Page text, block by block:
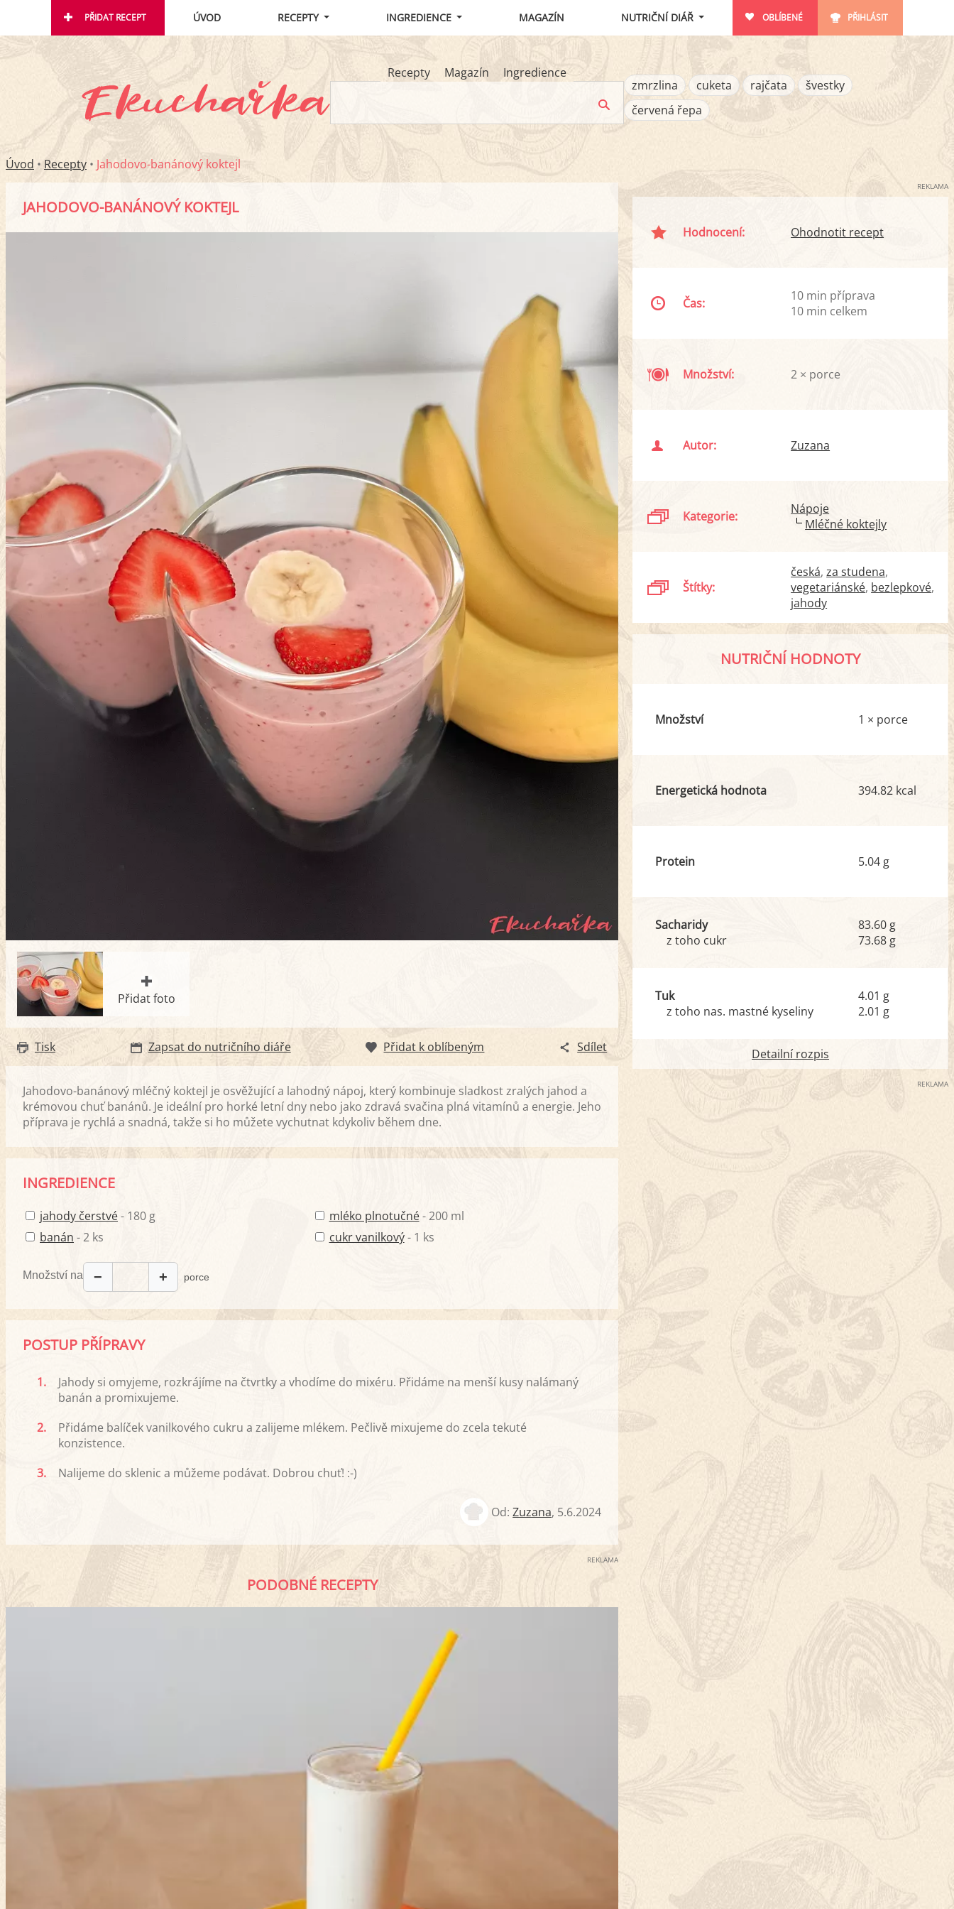
PŘIDAT RECEPT ÚVOD RECEPTY INGREDIENCE MAGAZÍN NUTRIČNÍ DIÁŘ OBLÍBENÉ PŘIHLÁSIT
Recepty Magazín
Ingredience
zmrzlina
cuketa rajčata
švestky
červená řepa
Úvod • Recepty • Jahodovo-banánový koktejl
JAHODOVO-BANÁNOVÝ KOKTEJL
Přidat foto
Tisk Zapsat do nutričního diáře Přidat k oblíbeným Sdílet
Jahodovo-banánový mléčný koktejl je osvěžující a lahodný nápoj, který kombinuje sladkost zralých jahod a
krémovou chuť banánů. Je ideální pro horké letní dny nebo jako zdravá svačina plná vitamínů a energie. Jeho
příprava je rychlá a snadná, takže si ho můžete vychutnat kdykoliv během dne.
INGREDIENCE
jahody čerstvé- 180 g
banán - 2 ks
mléko plnotučné- 200 ml
cukr vanilkový- 1 ks
Množství na − + porce
POSTUP PŘÍPRAVY
1.
Jahody si omyjeme, rozkrájíme na čtvrtky a vhodíme do mixéru. Přidáme na menší kusy nalámaný
banán a promixujeme.
2.
Přidáme balíček vanilkového cukru a zalijeme mlékem. Pečlivě mixujeme do zcela tekuté
konzistence.
3.
Nalijeme do sklenic a můžeme podávat. Dobrou chuť! :-)
Od:Zuzana, 5.6.2024
REKLAMA
PODOBNÉ RECEPTY
REKLAMA
Hodnocení: Ohodnotit recept
Čas:
10 min příprava
10 min celkem
Množství: 2 × porce
Autor: Zuzana
Kategorie:
Nápoje
Mléčné koktejly
Štítky:
česká za studena
vegetariánské bezlepkové
jahody
NUTRIČNÍ HODNOTY
Množství 1 × porce
Energetická hodnota 394.82 kcal
Protein 5.04 g
Sacharidy
z toho cukr
83.60 g
73.68 g
Tuk
z toho nas. mastné kyseliny
4.01 g
2.01 g
Detailní rozpis
REKLAMA